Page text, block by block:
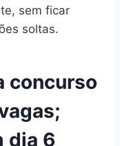
sem ficar
soltas.
concurso
dia 6